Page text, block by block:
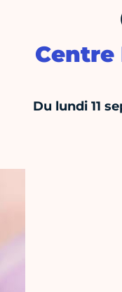
Centre
Du lundi 11